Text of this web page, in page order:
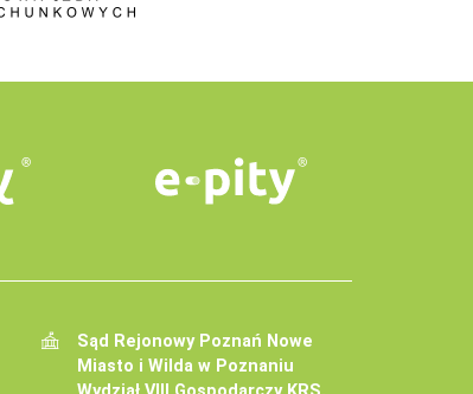
Sąd Rejonowy Poznań Nowe
Miasto i Wilda w Poznaniu